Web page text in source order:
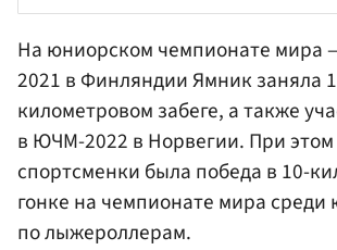
На юниорском чемпионате мира
2021 в ФинляндииЯмник заняла
километровом забеге, а также
в ЮЧМ-2022 в Норвегии. При этом
спортсменки была победа в 10-
гонке на чемпионате мира среди
по лыжероллерам.